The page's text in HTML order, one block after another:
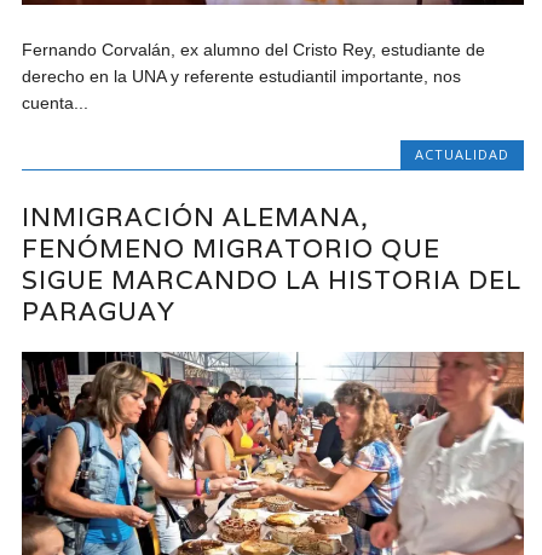
Fernando Corvalán, ex alumno del Cristo Rey, estudiante de
derecho en la UNA y referente estudiantil importante, nos
cuenta...
ACTUALIDAD
INMIGRACIÓN ALEMANA,
FENÓMENO MIGRATORIO QUE
SIGUE MARCANDO LA HISTORIA DEL
PARAGUAY